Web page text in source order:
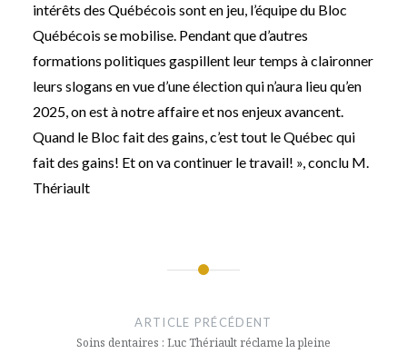
intérêts des Québécois sont en jeu, l’équipe du Bloc
Québécois se mobilise. Pendant que d’autres
formations politiques gaspillent leur temps à claironner
leurs slogans en vue d’une élection qui n’aura lieu qu’en
2025, on est à notre affaire et nos enjeux avancent.
Quand le Bloc fait des gains, c’est tout le Québec qui
fait des gains! Et on va continuer le travail! », conclu M.
Thériault
ARTICLE PRÉCÉDENT
Soins dentaires : Luc Thériault réclame la pleine